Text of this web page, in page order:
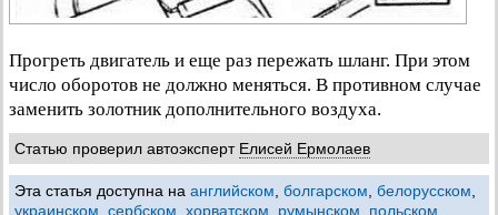
Прогреть двигатель и еще раз пережать шланг. При этом
число оборотов не должно меняться. В противном случае
заменить золотник дополнительного воздуха.
Статью проверил автоэксперт Елисей Ермолаев
Эта статья доступна на английском болгарском белорусском
украинском сербском хорватском румынском польском